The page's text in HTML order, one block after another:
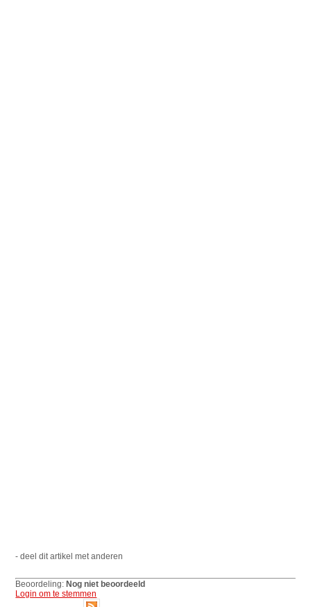
- deel dit artikel met anderen
Beoordeling:Nog niet beoordeeld
Login om te stemmen